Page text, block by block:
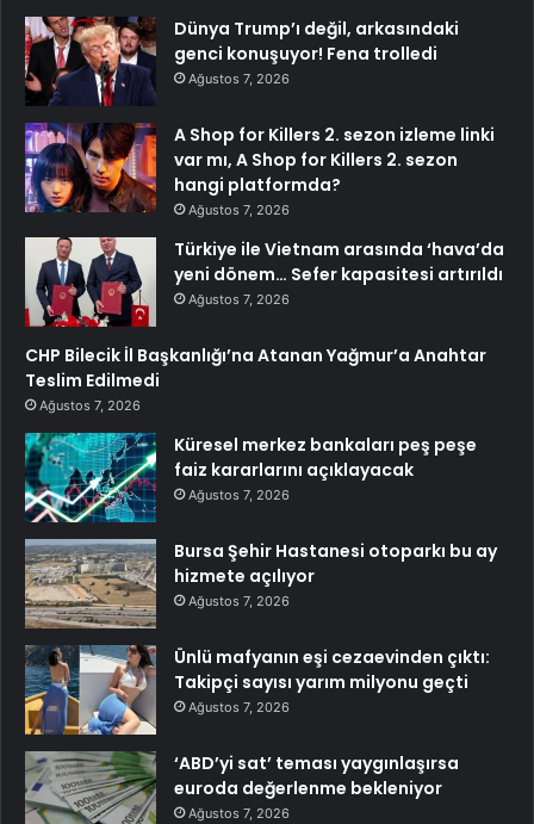
Dünya Trump’ı değil, arkasındaki
genci konuşuyor! Fena trolledi
Ağustos 7, 2026
A Shop for Killers 2. sezon izleme linki
var mı, A Shop for Killers 2. sezon
hangi platformda?
Ağustos 7, 2026
Türkiye ile Vietnam arasında ‘hava’da
yeni dönem… Sefer kapasitesi artırıldı
Ağustos 7, 2026
CHP Bilecik İl Başkanlığı’na Atanan Yağmur’a Anahtar
Teslim Edilmedi
Ağustos 7, 2026
Küresel merkez bankaları peş peşe
faiz kararlarını açıklayacak
Ağustos 7, 2026
Bursa Şehir Hastanesi otoparkı bu ay
hizmete açılıyor
Ağustos 7, 2026
Ünlü mafyanın eşi cezaevinden çıktı:
Takipçi sayısı yarım milyonu geçti
Ağustos 7, 2026
‘ABD’yi sat’ teması yaygınlaşırsa
euroda değerlenme bekleniyor
Ağustos 7, 2026